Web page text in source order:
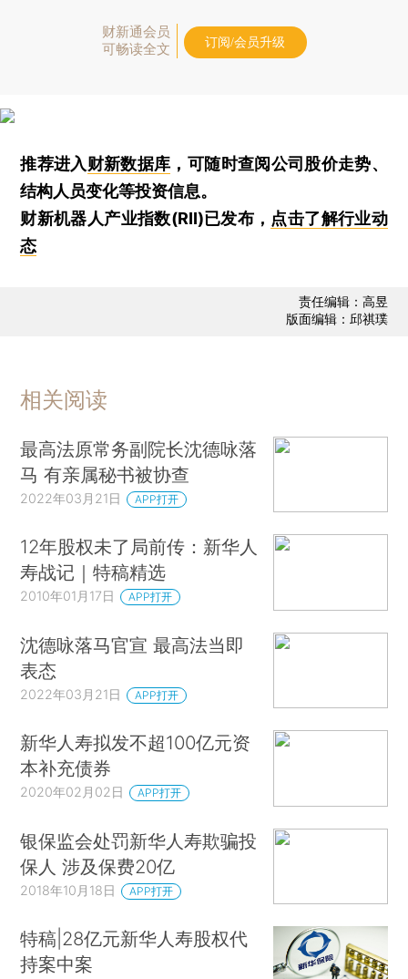
财新通会员
可畅读全文
订阅/会员升级
推荐进入财新数据库 ，可随时查阅公司股价走势、
结构人员变化等投资信息。
财新机器人产业指数(RII)已发布， 点击了解行业动
态
责任编辑：高昱
版面编辑：邱祺璞
相关阅读
最高法原常务副院长沈德咏落
马 有亲属秘书被协查
2022年03月21日 APP打开
12年股权未了局前传：新华人
寿战记｜特稿精选
2010年01月17日 APP打开
沈德咏落马官宣 最高法当即
表态
2022年03月21日 APP打开
新华人寿拟发不超100亿元资
本补充债券
2020年02月02日 APP打开
银保监会处罚新华人寿欺骗投
保人 涉及保费20亿
2018年10月18日 APP打开
特稿|28亿元新华人寿股权代
持案中案